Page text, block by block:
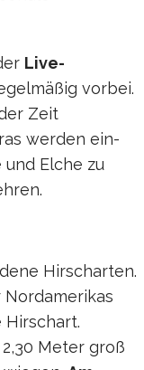
Live-
vorbei.
Zeit
werden ein-
Elche zu
Hirscharten.
Hirschart.
Meter groß